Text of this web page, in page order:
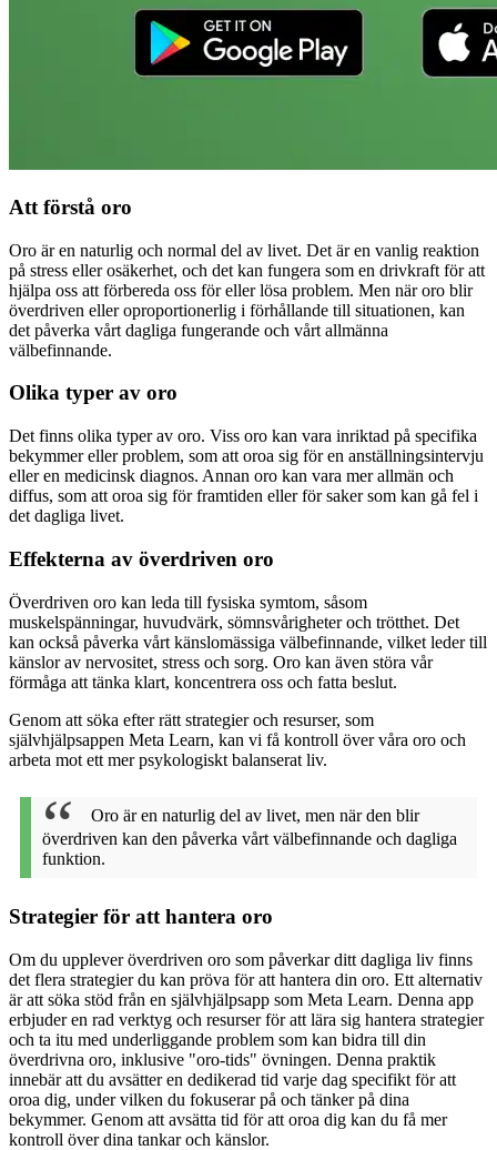
Att förstå oro
Oro är en naturlig och normal del av livet. Det är en vanlig reaktion
på stress eller osäkerhet, och det kan fungera som en drivkraft för att
hjälpa oss att förbereda oss för eller lösa problem. Men när oro blir
överdriven eller oproportionerlig i förhållande till situationen, kan
det påverka vårt dagliga fungerande och vårt allmänna
välbefinnande.
Olika typer av oro
Det finns olika typer av oro. Viss oro kan vara inriktad på specifika
bekymmer eller problem, som att oroa sig för en anställningsintervju
eller en medicinsk diagnos. Annan oro kan vara mer allmän och
diffus, som att oroa sig för framtiden eller för saker som kan gå fel i
det dagliga livet.
Effekterna av överdriven oro
Överdriven oro kan leda till fysiska symtom, såsom
muskelspänningar, huvudvärk, sömnsvårigheter och trötthet. Det
kan också påverka vårt känslomässiga välbefinnande, vilket leder till
känslor av nervositet, stress och sorg. Oro kan även störa vår
förmåga att tänka klart, koncentrera oss och fatta beslut.
Genom att söka efter rätt strategier och resurser, som
självhjälpsappen Meta Learn, kan vi få kontroll över våra oro och
arbeta mot ett mer psykologiskt balanserat liv.
Oro är en naturlig del av livet, men när den blir
överdriven kan den påverka vårt välbefinnande och dagliga
funktion.
Strategier för att hantera oro
Om du upplever överdriven oro som påverkar ditt dagliga liv finns
det flera strategier du kan pröva för att hantera din oro. Ett alternativ
är att söka stöd från en självhjälpsapp som Meta Learn. Denna app
erbjuder en rad verktyg och resurser för att lära sig hantera strategier
och ta itu med underliggande problem som kan bidra till din
överdrivna oro, inklusive "oro-tids" övningen. Denna praktik
innebär att du avsätter en dedikerad tid varje dag specifikt för att
oroa dig, under vilken du fokuserar på och tänker på dina
bekymmer. Genom att avsätta tid för att oroa dig kan du få mer
kontroll över dina tankar och känslor.